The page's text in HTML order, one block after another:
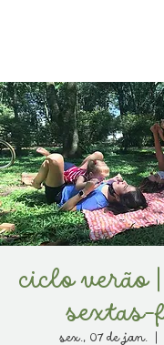
ciclo verão
sex., 07 de jan.
  |